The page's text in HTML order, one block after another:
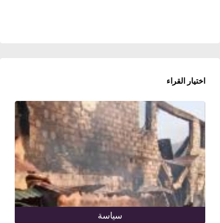
اختيار القراء
سياسة